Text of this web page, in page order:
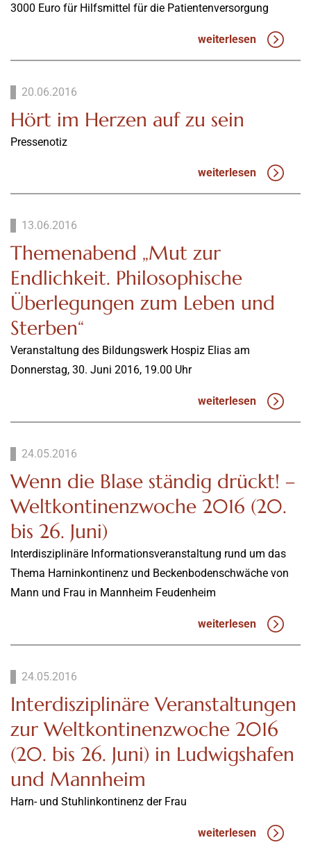
3000 Euro für Hilfsmittel für die Patientenversorgung
weiterlesen
20.06.2016
Hört im Herzen auf zu sein
Pressenotiz
weiterlesen
13.06.2016
Themenabend „Mut zur
Endlichkeit. Philosophische
Überlegungen zum Leben und
Sterben“
Veranstaltung des Bildungswerk Hospiz Elias am
Donnerstag, 30. Juni 2016, 19.00 Uhr
weiterlesen
24.05.2016
Wenn die Blase ständig drückt! –
Weltkontinenzwoche 2016 (20.
bis 26. Juni)
Interdisziplinäre Informationsveranstaltung rund um das
Thema Harninkontinenz und Beckenbodenschwäche von
Mann und Frau in Mannheim Feudenheim
weiterlesen
24.05.2016
Interdisziplinäre Veranstaltungen
zur Weltkontinenzwoche 2016
(20. bis 26. Juni) in Ludwigshafen
und Mannheim
Harn- und Stuhlinkontinenz der Frau
weiterlesen